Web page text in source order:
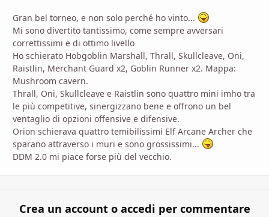
Gran bel torneo, e non solo perché ho vinto...
Mi sono divertito tantissimo, come sempre avversari
correttissimi e di ottimo livello
Ho schierato Hobgoblin Marshall, Thrall, Skullcleave, Oni,
Raistlin, Merchant Guard x2, Goblin Runner x2. Mappa:
Mushroom cavern.
Thrall, Oni, Skullcleave e Raistlin sono quattro mini imho tra
le più competitive, sinergizzano bene e offrono un bel
ventaglio di opzioni offensive e difensive.
Orion schierava quattro temibilissimi Elf Arcane Archer che
sparano attraverso i muri e sono grossissimi...
DDM 2.0 mi piace forse più del vecchio.
Crea un account o accedi per commentare